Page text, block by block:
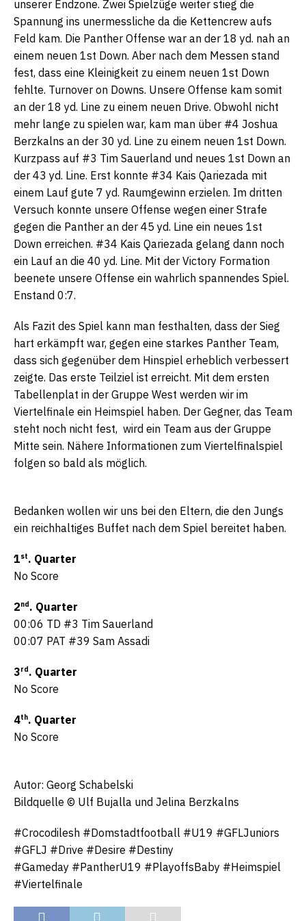
unserer Endzone. Zwei Spielzüge weiter stieg die
Spannung ins unermessliche da die Kettencrew aufs
Feld kam. Die Panther Offense war an der 18 yd. nah an
einem neuen 1st Down. Aber nach dem Messen stand
fest, dass eine Kleinigkeit zu einem neuen 1st Down
fehlte. Turnover on Downs. Unsere Offense kam somit
an der 18 yd. Line zu einem neuen Drive. Obwohl nicht
mehr lange zu spielen war, kam man über #4 Joshua
Berzkalns an der 30 yd. Line zu einem neuen 1st Down.
Kurzpass auf #3 Tim Sauerland und neues 1st Down an
der 43 yd. Line. Erst konnte #34 Kais Qariezada mit
einem Lauf gute 7 yd. Raumgewinn erzielen. Im dritten
Versuch konnte unsere Offense wegen einer Strafe
gegen die Panther an der 45 yd. Line ein neues 1st
Down erreichen. #34 Kais Qariezada gelang dann noch
ein Lauf an die 40 yd. Line. Mit der Victory Formation
beenete unsere Offense ein wahrlich spannendes Spiel.
Enstand 0:7.
Als Fazit des Spiel kann man festhalten, dass der Sieg
hart erkämpft war, gegen eine starkes Panther Team,
dass sich gegenüber dem Hinspiel erheblich verbessert
zeigte. Das erste Teilziel ist erreicht. Mit dem ersten
Tabellenplat in der Gruppe West werden wir im
Viertelfinale ein Heimspiel haben. Der Gegner, das Team
steht noch nicht fest, wird ein Team aus der Gruppe
Mitte sein. Nähere Informationen zum Viertelfinalspiel
folgen so bald als möglich.
Bedanken wollen wir uns bei den Eltern, die den Jungs
ein reichhaltiges Buffet nach dem Spiel bereitet haben.
1st. Quarter
No Score
2nd. Quarter
00:06 TD #3 Tim Sauerland
00:07 PAT #39 Sam Assadi
3rd. Quarter
No Score
4th. Quarter
No Score
Autor: Georg Schabelski
Bildquelle © Ulf Bujalla und Jelina Berzkalns
#Crocodilesh #Domstadtfootball #U19 #GFLJuniors
#GFLJ #Drive #Desire #Destiny
#Gameday #PantherU19 #PlayoffsBaby #Heimspiel
#Viertelfinale